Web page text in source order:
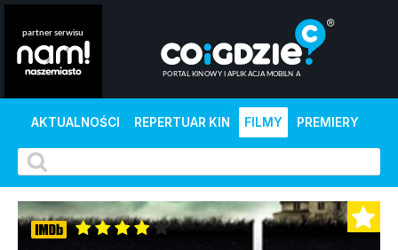
AKTUALNOŚCI REPERTUAR KIN FILMY PREMIERY